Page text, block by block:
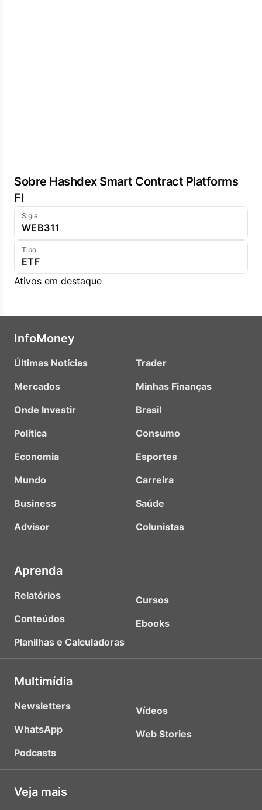
Sobre Hashdex Smart Contract Platforms
FI
Sigla
WEB311
Tipo
ETF
Ativos em destaque
InfoMoney
Últimas Notícias
Mercados
Onde Investir
Política
Economia
Mundo
Business
Advisor
Trader
Minhas Finanças
Brasil
Consumo
Esportes
Carreira
Saúde
Colunistas
Aprenda
Relatórios
Conteúdos
Planilhas e Calculadoras
Cursos
Ebooks
Multimídia
Newsletters
WhatsApp
Podcasts
Vídeos
Web Stories
Veja mais